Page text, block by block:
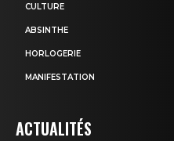
CULTURE
ABSINTHE
HORLOGERIE
MANIFESTATION
ACTUALITÉS